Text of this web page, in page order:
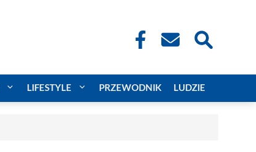
LIFESTYLE PRZEWODNIK LUDZIE